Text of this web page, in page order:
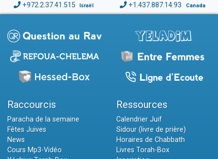
+972.2.37.41.515 Israël +1.437.887.14.93 Canada
Raccourcis
Paracha de la semaine
Fêtes Juives
News
Cours Mp3-Vidéo
Ressources
Calendrier Juif
Sidour (livre de prière)
Horaires de Chabbath
Livres Torah-Box